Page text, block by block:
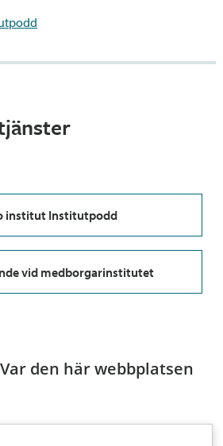
institut Institutpodd
vid medborgarinstitutet
den här webbplatsen